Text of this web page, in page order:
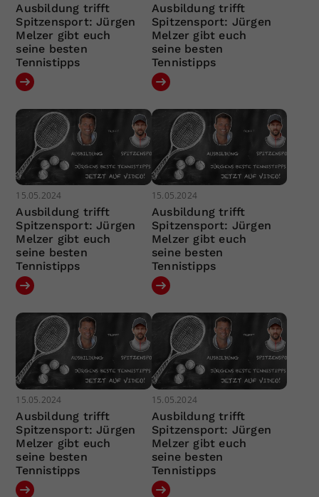
Ausbildung trifft
Spitzensport: Jürgen
Melzer gibt euch
seine besten
Tennistipps
Ausbildung trifft
Spitzensport: Jürgen
Melzer gibt euch
seine besten
Tennistipps
15.05.2024
Ausbildung trifft
Spitzensport: Jürgen
Melzer gibt euch
seine besten
Tennistipps
15.05.2024
Ausbildung trifft
Spitzensport: Jürgen
Melzer gibt euch
seine besten
Tennistipps
15.05.2024
Ausbildung trifft
Spitzensport: Jürgen
Melzer gibt euch
seine besten
Tennistipps
15.05.2024
Ausbildung trifft
Spitzensport: Jürgen
Melzer gibt euch
seine besten
Tennistipps